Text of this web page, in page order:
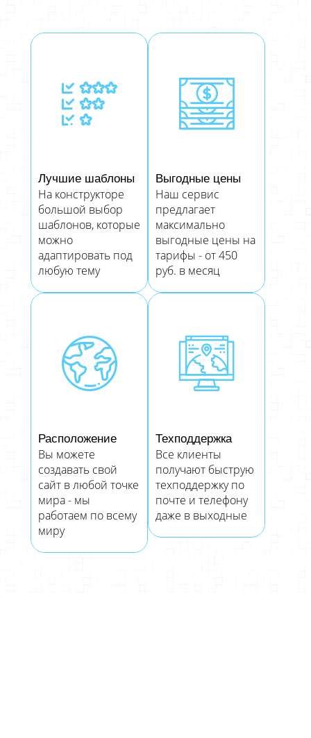
Лучшие шаблоны
На конструкторе
большой выбор
шаблонов, которые
можно
адаптировать под
любую тему
Выгодные цены
Наш сервис
предлагает
максимально
выгодные цены на
тарифы - от 450
руб. в месяц
Расположение
Вы можете
создавать свой
сайт в любой точке
мира - мы
работаем по всему
миру
Техподдержка
Все клиенты
получают быструю
техподдержку по
почте и телефону
даже в выходные